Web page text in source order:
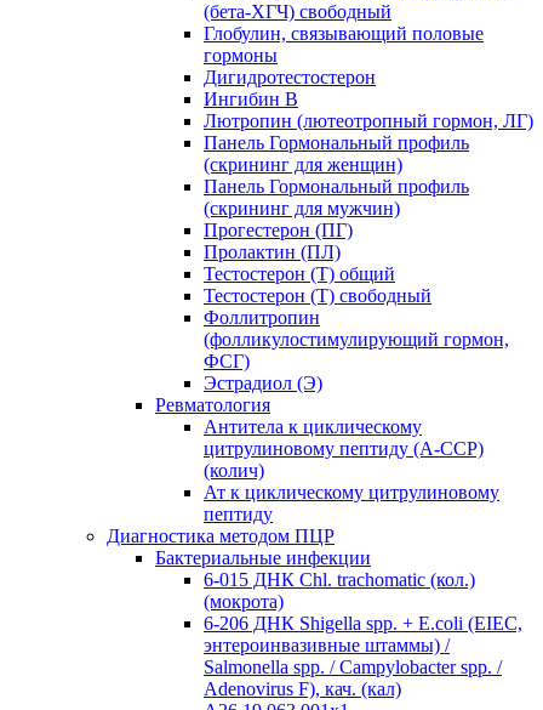
(бета-ХГЧ) свободный
Глобулин, связывающий половые
гормоны
Дигидротестостерон
Ингибин В
Лютропин (лютеотропный гормон, ЛГ)
Панель Гормональный профиль
(скрининг для женщин)
Панель Гормональный профиль
(скрининг для мужчин)
Прогестерон (ПГ)
Пролактин (ПЛ)
Тестостерон (Т) общий
Тестостерон (Т) свободный
Фоллитропин
(фолликулостимулирующий гормон,
ФСГ)
Эстрадиол (Э)
Ревматология
Антитела к циклическому
цитрулиновому пептиду (A-ССР)
(колич)
Ат к циклическому цитрулиновому
пептиду
Диагностика методом ПЦР
Бактериальные инфекции
6-015 ДНК Chl. trachomatic (кол.)
(мокрота)
6-206 ДНК Shigella spp. + E.coli (EIEC,
энтероинвазивные штаммы) /
Salmonella spp. / Campylobacter spp. /
Adenovirus F), кач. (кал)